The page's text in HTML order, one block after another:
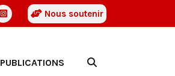
Nous soutenir
PUBLICATIONS